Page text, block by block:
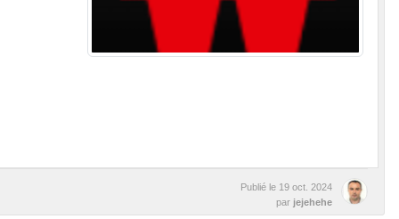
Publié le 19 oct. 2024
par jejehehe